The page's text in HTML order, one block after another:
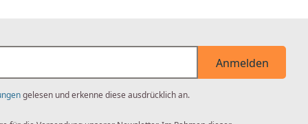
Anmelden
gelesen und erkenne diese ausdrücklich an.